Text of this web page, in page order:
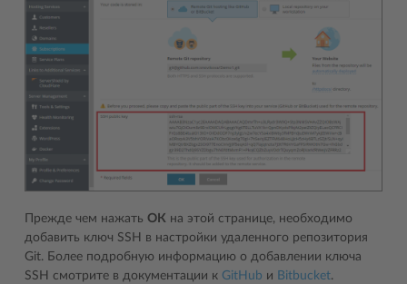
Прежде чем нажать ОК на этой странице, необходимо
добавить ключ SSH в настройки удаленного репозитория
Git. Более подробную информацию о добавлении ключа
SSH смотрите в документации к GitHub и Bitbucket.